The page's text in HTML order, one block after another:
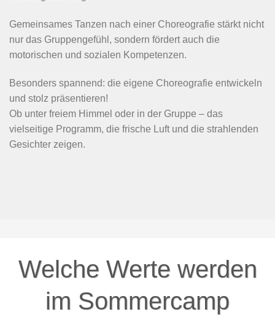
Werte, die typischerweise vermittelt werden:
Achtsamer Umgang mit Pflanzen und Tieren
Verständnis für ökologische Zusammenhänge
Nachhaltigkeit im Alltag (z. B. Mülltrennung,
Ressourcenschonung)
Selbstvertrauen & Eigenverantwortung
Mut, Neues auszuprobieren und Herausforderungen zu